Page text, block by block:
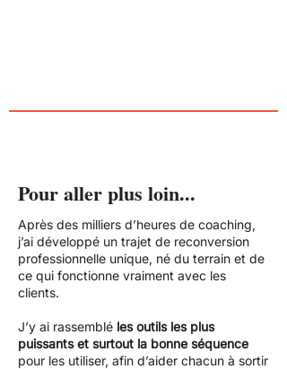
Pour aller plus loin...
Après des milliers d’heures de coaching,
j’ai développé un trajet de reconversion
professionnelle unique, né du terrain et de
ce qui fonctionne vraiment avec les
clients.
J’y ai rassemblé les outils les plus
puissants et surtout la bonne séquence
pour les utiliser, afin d’aider chacun à sortir